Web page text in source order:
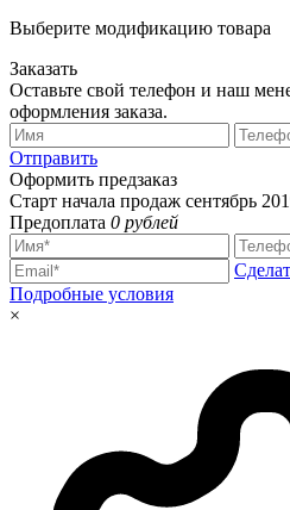
Выберите модификацию товара
Заказать
Оставьте свой телефон и наш
оформления заказа.
Отправить
Оформить предзаказ
Старт начала продаж сентябрь
Предоплата 0 рублей
Подробные условия
×